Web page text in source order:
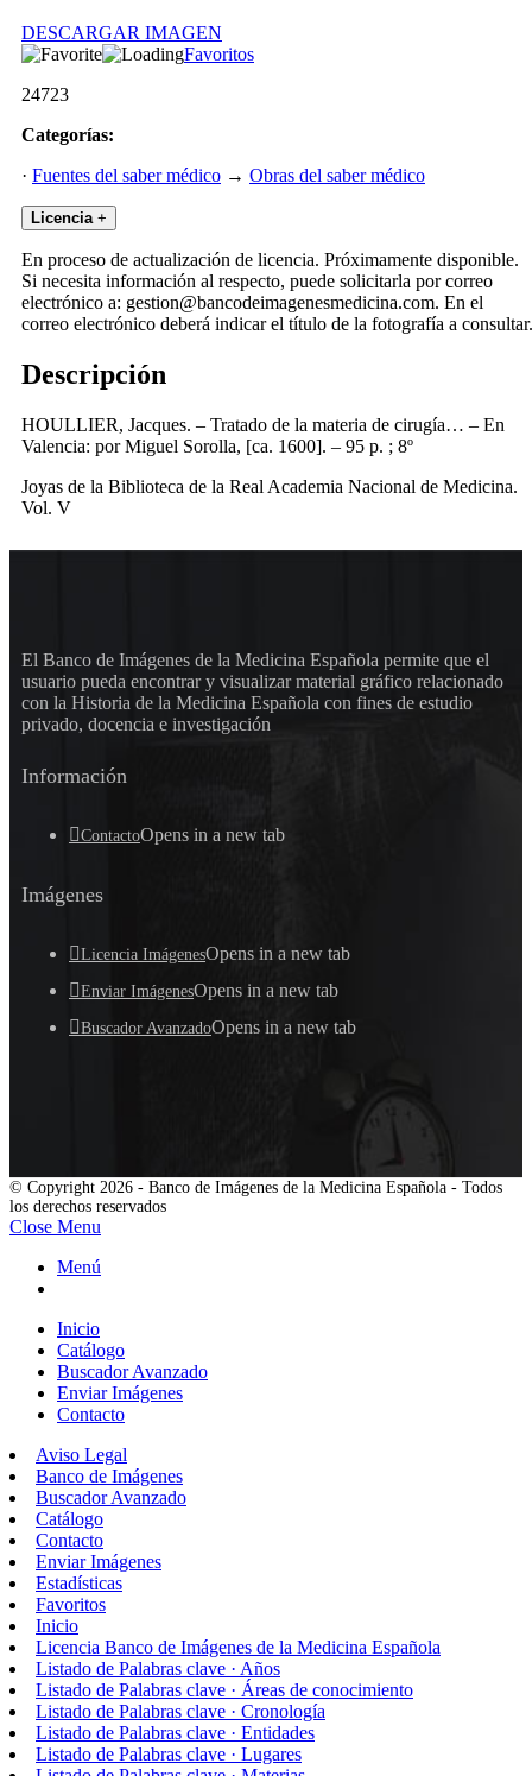
DESCARGAR IMAGEN
Favoritos
24723
Categorías:
· Fuentes del saber médico → Obras del saber médico
Licencia +
En proceso de actualización de licencia. Próximamente disponible.
Si necesita información al respecto, puede solicitarla por correo
electrónico a: gestion@bancodeimagenesmedicina.com. En el
correo electrónico deberá indicar el título de la fotografía a consultar.
Descripción
HOULLIER, Jacques. – Tratado de la materia de cirugía… – En
Valencia: por Miguel Sorolla, [ca. 1600]. – 95 p. ; 8º
Joyas de la Biblioteca de la Real Academia Nacional de Medicina.
Vol. V
El Banco de Imágenes de la Medicina Española permite que el
usuario pueda encontrar y visualizar material gráfico relacionado
con la Historia de la Medicina Española con fines de estudio
privado, docencia e investigación
Información
ContactoOpens in a new tab
Imágenes
Licencia ImágenesOpens in a new tab
Enviar ImágenesOpens in a new tab
Buscador AvanzadoOpens in a new tab
© Copyright 2026 - Banco de Imágenes de la Medicina Española - Todos
los derechos reservados
Close Menu
Menú
Inicio
Catálogo
Buscador Avanzado
Enviar Imágenes
Contacto
Aviso Legal
Banco de Imágenes
Buscador Avanzado
Catálogo
Contacto
Enviar Imágenes
Estadísticas
Favoritos
Inicio
Licencia Banco de Imágenes de la Medicina Española
Listado de Palabras clave · Años
Listado de Palabras clave · Áreas de conocimiento
Listado de Palabras clave · Cronología
Listado de Palabras clave · Entidades
Listado de Palabras clave · Lugares